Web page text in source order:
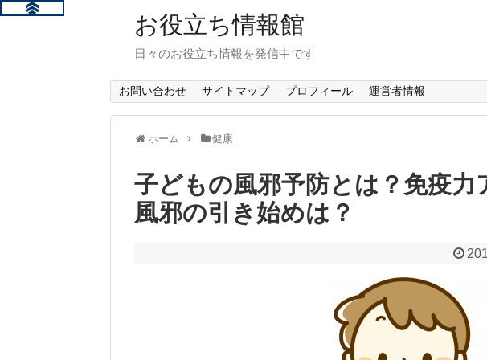
お役立ち情報館
日々のお役立ち情報を発信中です
お問い合わせ サイトマップ プロフィール 運営者情報
ホーム 健康
子どもの風邪予防とは？免疫力
風邪の引き始めは？